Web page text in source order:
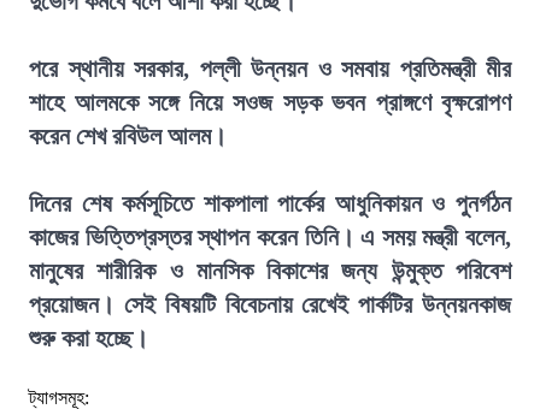
পরে স্থানীয় সরকার, পল্লী উন্নয়ন ও সমবায় প্রতিমন্ত্রী মীর
শাহে আলমকে সঙ্গে নিয়ে সওজ সড়ক ভবন প্রাঙ্গণে বৃক্ষরোপণ
করেন শেখ রবিউল আলম।
দিনের শেষ কর্মসূচিতে শাকপালা পার্কের আধুনিকায়ন ও পুনর্গঠন
কাজের ভিত্তিপ্রস্তর স্থাপন করেন তিনি। এ সময় মন্ত্রী বলেন,
মানুষের শারীরিক ও মানসিক বিকাশের জন্য উন্মুক্ত পরিবেশ
প্রয়োজন। সেই বিষয়টি বিবেচনায় রেখেই পার্কটির উন্নয়নকাজ
শুরু করা হচ্ছে।
ট্যাগসমূহ: